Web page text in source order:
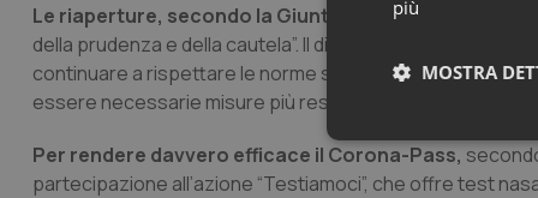
Le riaperture, secondo la Giunta provinciale,
della prudenza e della cautela”. Il direttore generale
continuare a rispettare le norme su mascherine,
essere necessarie misure più restrittive”.
Per rendere davvero efficace il Corona-Pass,
partecipazione all’azione “Testiamoci”, che offre test
più
MOSTRA